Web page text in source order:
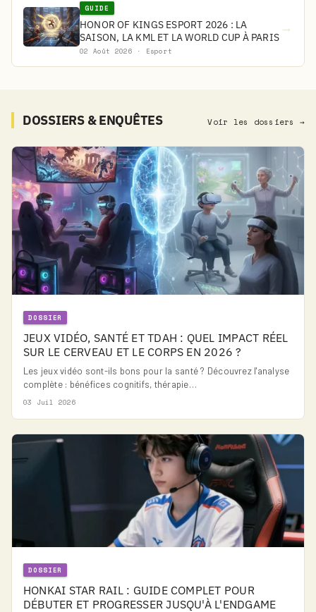
GUIDE
HONOR OF KINGS ESPORT 2026 : LA
SAISON, LA KML ET LA WORLD CUP À PARIS
02 Août 2026 · Esport
→
DOSSIERS & ENQUÊTES Voir les dossiers →
DOSSIER
JEUX VIDÉO, SANTÉ ET TDAH : QUEL IMPACT RÉEL
SUR LE CERVEAU ET LE CORPS EN 2026 ?
Les jeux vidéo sont-ils bons pour la santé ? Découvrez l'analyse
complète : bénéfices cognitifs, thérapie…
03 Juil 2026
DOSSIER
HONKAI STAR RAIL : GUIDE COMPLET POUR
DÉBUTER ET PROGRESSER JUSQU'À L'ENDGAME